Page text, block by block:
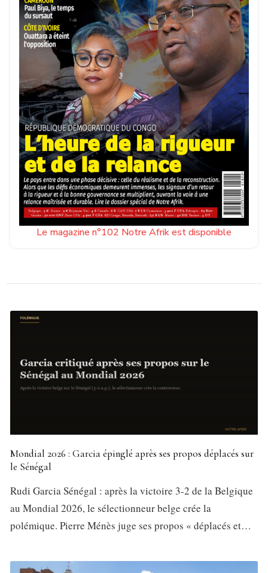
Le magazine n°102 Notre Afrik est disponible
Mondial 2026 : Garcia épinglé après ses propos déplacés sur
le Sénégal
Rudi Garcia Sénégal : après la victoire 3-2 de la Belgique
au Mondial 2026, le sélectionneur belge crée la
polémique. Pierre Ménès juge ses propos « déplacés et…